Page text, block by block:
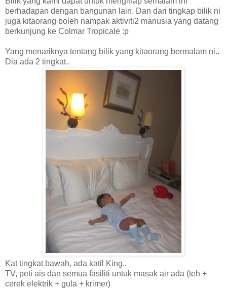
berhadapan dengan bangunan lain. Dan dari tingkap bilik ni
juga kitaorang boleh nampak aktiviti2 manusia yang datang
berkunjung ke Colmar Tropicale :p
Yang menariknya tentang bilik yang kitaorang bermalam ni..
Dia ada 2 tingkat..
Kat tingkat bawah, ada katil King..
TV, peti ais dan semua fasiliti untuk masak air ada (teh +
cerek elektrik + gula + krimer)